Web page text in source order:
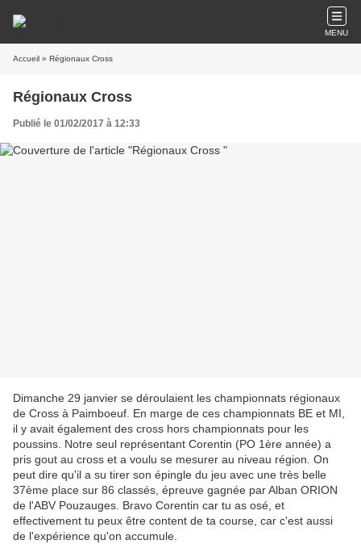
MENU
Accueil » Régionaux Cross
Régionaux Cross
Publié le 01/02/2017 à 12:33
Dimanche 29 janvier se déroulaient les championnats régionaux
de Cross à Paimboeuf. En marge de ces championnats BE et MI,
il y avait également des cross hors championnats pour les
poussins. Notre seul représentant Corentin (PO 1ère année) a
pris gout au cross et a voulu se mesurer au niveau région. On
peut dire qu'il a su tirer son épingle du jeu avec une très belle
37ème place sur 86 classés, épreuve gagnée par Alban ORION
de l'ABV Pouzauges. Bravo Corentin car tu as osé, et
effectivement tu peux être content de ta course, car c'est aussi
de l'expérience qu'on accumule.